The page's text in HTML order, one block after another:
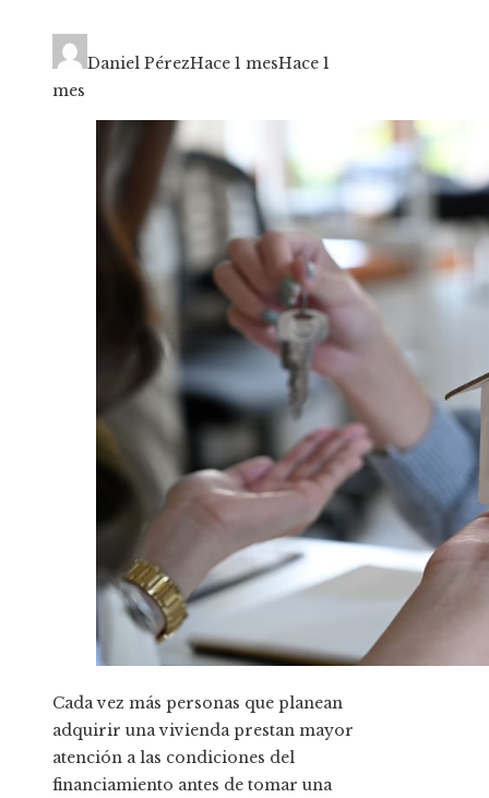
Daniel PérezHace 1 mesHace 1
mes
Cada vez más personas que planean
adquirir una vivienda prestan mayor
atención a las condiciones del
financiamiento antes de tomar una